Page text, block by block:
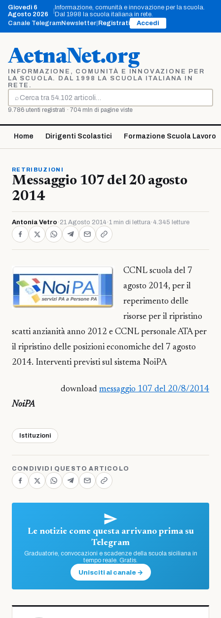
Vai
contenuto
Giovedì 6
Agosto 2026
Informazione, comunità e innovazione per la scuola.
Dal 1998 la scuola italiana in rete.
Canale TelegramNewsletter Registrati Accedi
AetnaNet.org
INFORMAZIONE, COMUNITÀ E INNOVAZIONE PER
LA SCUOLA. DAL 1998 LA SCUOLA ITALIANA IN
RETE.
⌕
Cerca
9.786 utenti registrati · 704 mln di pagine viste
Home Dirigenti Scolastici Formazione Scuola Lavoro
RETRIBUZIONI
Messaggio 107 del 20 agosto
2014
Antonia Vetro · 21 Agosto 2014 ·1 min di lettura· 4.345 letture
CCNL scuola del 7
agosto 2014, per il
reperimento delle
risorse per il ripristino
scatti anzianità anno 2012 e CCNL personale ATA per
il ripristino delle posizioni economiche del 7 agosto
2014. Interventi previsti sul sistema NoiPA
download messaggio 107 del 20/8/2014
NoiPA
Istituzioni
CONDIVIDI QUESTO ARTICOLO
Le notizie come questa arrivano prima su
Telegram
Graduatorie, convocazioni e scadenze della scuola siciliana in
tempo reale. Gratis.
Unisciti al canale →